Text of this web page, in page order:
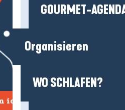
GOURMET-
Organisieren
WO SCHLAFEN?
ich kommen?